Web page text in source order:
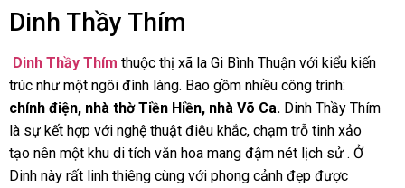
Dinh Thầy Thím
Dinh Thầy Thím thuộc thị xã la Gi Bình Thuận với kiểu kiến
trúc như một ngôi đình làng. Bao gồm nhiều công trình:
chính điện, nhà thờ Tiền Hiền, nhà Võ Ca. Dinh Thầy Thím
là sự kết hợp với nghệ thuật điêu khắc, chạm trỗ tinh xảo
tạo nên một khu di tích văn hoa mang đậm nét lịch sử . Ở
Dinh này rất linh thiêng cùng với phong cảnh đẹp được